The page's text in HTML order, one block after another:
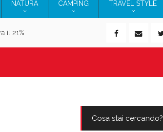
NATURA CAMPING TRAVEL STYLE
valigia (e la pelle sensibile)
Cosa stai cercando?